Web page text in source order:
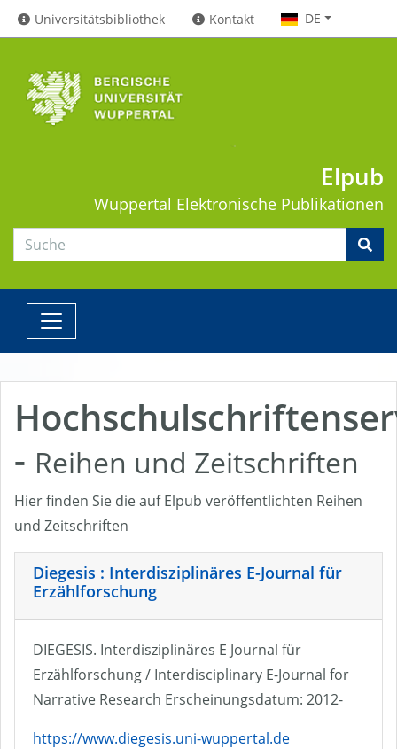
Universitätsbibliothek Kontakt DE
Elpub
Wuppertal Elektronische Publikationen
- Reihen und Zeitschriften
Hier finden Sie die auf Elpub veröffentlichten Reihen
und Zeitschriften
Diegesis : Interdisziplinäres E-Journal für
Erzählforschung
DIEGESIS. Interdisziplinäres E Journal für
Erzählforschung / Interdisciplinary E-Journal for
Narrative Research Erscheinungsdatum: 2012-
https://www.diegesis.uni-wuppertal.de